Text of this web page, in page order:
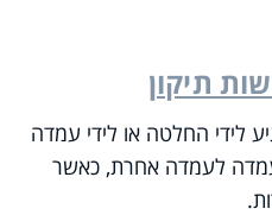
תיקון
לידי החלטה או לידי עמדה
לעמדה אחרת, כאשר